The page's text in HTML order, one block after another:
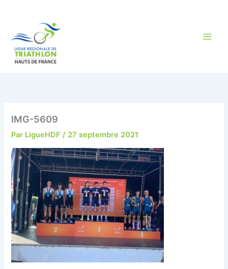
IMG-5609
Par LigueHDF/ 27 septembre 2021